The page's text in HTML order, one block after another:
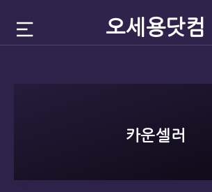
오세용닷컴
카운셀러